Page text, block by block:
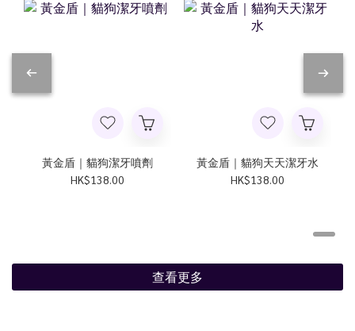
黃金盾｜貓狗潔牙噴劑
HK$138.00
黃金盾｜貓狗天天潔牙水
HK$138.00
查看更多